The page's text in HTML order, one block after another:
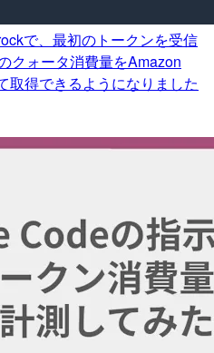
で、最初のトークンを受信
クォータ消費量をAmazon
取得できるようになりました